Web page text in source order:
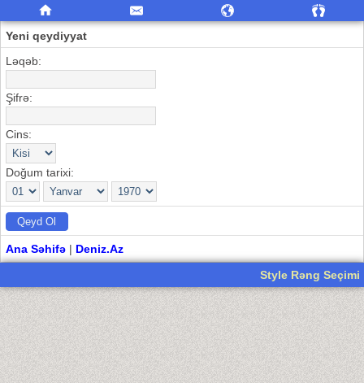
Yeni qeydiyyat
Ləqəb:
Şifrə:
Cins:
Doğum tarixi:
Ana Səhifə | Deniz.Az
Style Rəng Seçimi